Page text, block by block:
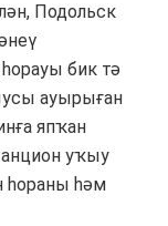
Подольск
бик тә
ауырыған
япҡан
уҡыу
һораны һәм